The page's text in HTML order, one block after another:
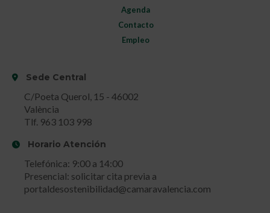
Agenda
Contacto
Empleo
Sede Central
C/Poeta Querol, 15 - 46002
València
Tlf. 963 103 998
Horario Atención
Telefónica: 9:00 a 14:00
Presencial: solicitar cita previa a
portaldesostenibilidad@camaravalencia.com